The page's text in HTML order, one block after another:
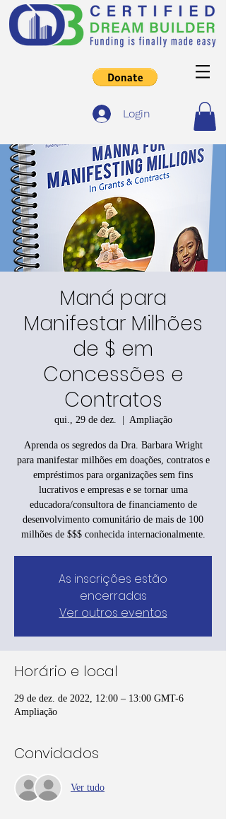
Login
Maná para
Manifestar Milhões
de $ em
Concessões e
Contratos
qui., 29 de dez.
  |
Ampliação
Aprenda os segredos da Dra. Barbara Wright
para manifestar milhões em doações, contratos e
empréstimos para organizações sem fins
lucrativos e empresas e se tornar uma
educadora/consultora de financiamento de
desenvolvimento comunitário de mais de 100
milhões de $$$ conhecida internacionalmente.
As inscrições estão
encerradas
Ver outros eventos
Horário e local
29 de dez. de 2022, 12:00 – 13:00 GMT-6
Ampliação
Convidados
Ver tudo